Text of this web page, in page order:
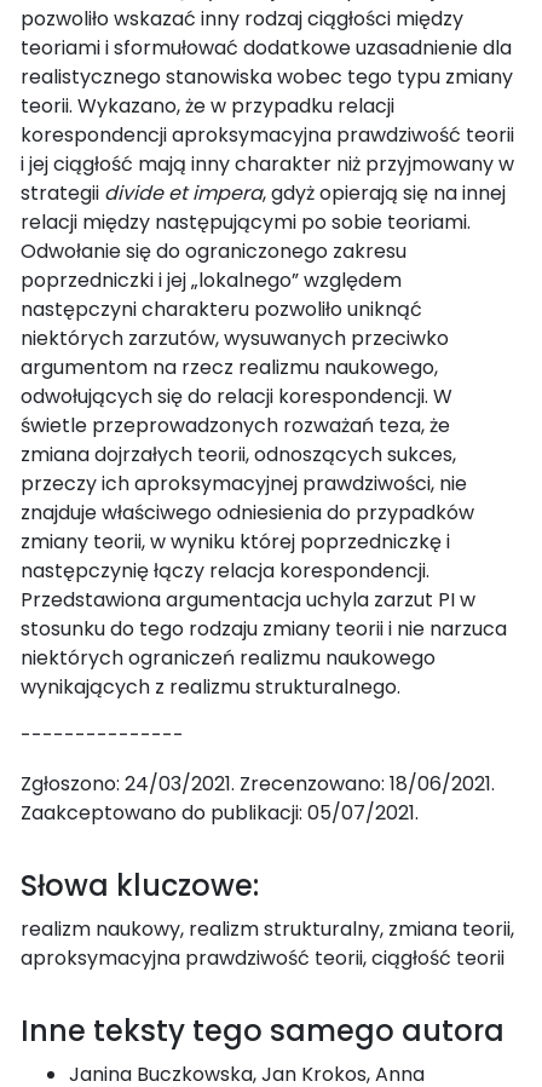
pozwoliło wskazać inny rodzaj ciągłości między
teoriami i sformułować dodatkowe uzasadnienie dla
realistycznego stanowiska wobec tego typu zmiany
teorii. Wykazano, że w przypadku relacji
korespondencji aproksymacyjna prawdziwość teorii
i jej ciągłość mają inny charakter niż przyjmowany w
strategii divide et impera, gdyż opierają się na innej
relacji między następującymi po sobie teoriami.
Odwołanie się do ograniczonego zakresu
poprzedniczki i jej „lokalnego” względem
następczyni charakteru pozwoliło uniknąć
niektórych zarzutów, wysuwanych przeciwko
argumentom na rzecz realizmu naukowego,
odwołujących się do relacji korespondencji. W
świetle przeprowadzonych rozważań teza, że
zmiana dojrzałych teorii, odnoszących sukces,
przeczy ich aproksymacyjnej prawdziwości, nie
znajduje właściwego odniesienia do przypadków
zmiany teorii, w wyniku której poprzedniczkę i
następczynię łączy relacja korespondencji.
Przedstawiona argumentacja uchyla zarzut PI w
stosunku do tego rodzaju zmiany teorii i nie narzuca
niektórych ograniczeń realizmu naukowego
wynikających z realizmu strukturalnego.
---------------
Zgłoszono: 24/03/2021. Zrecenzowano: 18/06/2021.
Zaakceptowano do publikacji: 05/07/2021.
Słowa kluczowe:
realizm naukowy, realizm strukturalny, zmiana teorii,
aproksymacyjna prawdziwość teorii, ciągłość teorii
Inne teksty tego samego autora
Janina Buczkowska, Jan Krokos, Anna